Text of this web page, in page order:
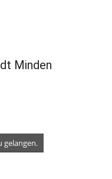
Minden
gelangen.